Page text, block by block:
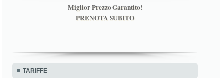
Miglior Prezzo Garantito!
PRENOTA SUBITO
TARIFFE